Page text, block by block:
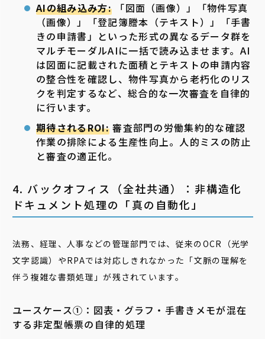
AIの組み込み方:「図面（画像）」「物件写真
（画像）」「登記簿謄本（テキスト）」「手書
きの申請書」といった形式の異なるデータ群を
マルチモーダルAIに一括で読み込ませます。AI
は図面に記載された面積とテキストの申請内容
の整合性を確認し、物件写真から老朽化のリス
クを判定するなど、総合的な一次審査を自律的
に行います。
期待されるROI:審査部門の労働集約的な確認
作業の排除による生産性向上。人的ミスの防止
と審査の適正化。
4. バックオフィス（全社共通）：非構造化
ドキュメント処理の「真の自動化」
法務、経理、人事などの管理部門では、従来のOCR（光学
文字認識）やRPAでは対応しきれなかった「文脈の理解を
伴う複雑な書類処理」が残されています。
ユースケース➀：図表・グラフ・手書きメモが混在
する非定型帳票の自律的処理